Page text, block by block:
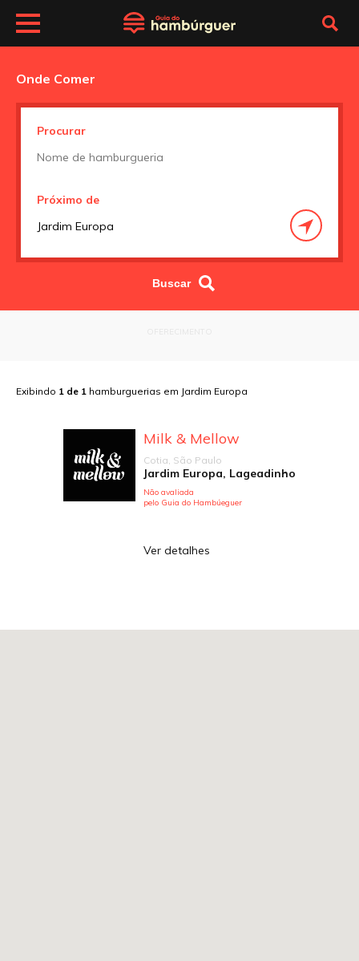
Onde Comer
Procurar
Próximo de
Exibindo 1 de 1 hamburguerias em Jardim Europa
Milk & Mellow
Cotia, São Paulo
Jardim Europa, Lageadinho
Não avaliada
pelo Guia do Hambúeguer
Ver detalhes